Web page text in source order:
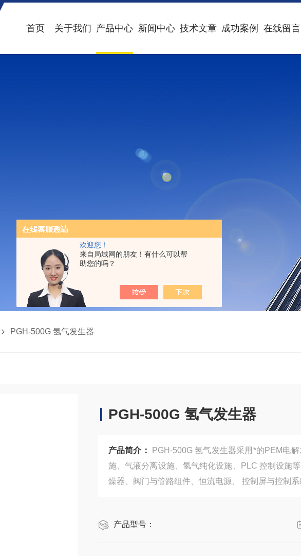
欢迎您！
来自局域网的朋友！有什么可以帮
助您的吗？
首页 关于我们 产品中心 新闻中心 技术文章 成功案例 在线留言
PGH-500G 氢气发生器
PGH-500G 氢气发生器
产品简介：
PGH-500G 氢气发生器采用*的PEM电
施、气液分离设施、氢气纯化设施、PLC 控制设施
燥器、阀门与管路组件、恒流电源、 控制屏与控制系
产品型号：